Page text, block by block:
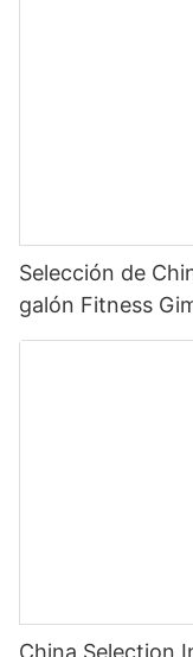
Selección de
galón Fitness
motivacional de
China Selection